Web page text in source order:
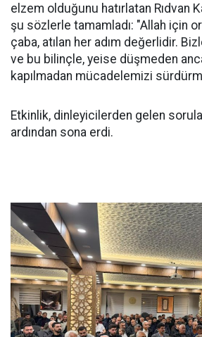
elzem olduğunu hatırlatan Rıdvan
şu sözlerle tamamladı: "Allah için
çaba, atılan her adım değerlidir.
ve bu bilinçle, yeise düşmeden
kapılmadan mücadelemizi
Etkinlik, dinleyicilerden gelen
ardından sona erdi.